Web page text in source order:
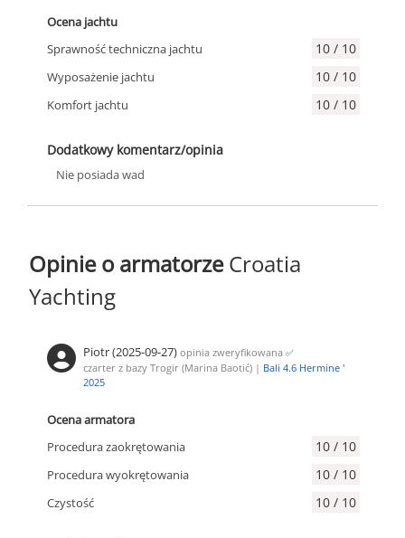
Ocena jachtu
Sprawność techniczna jachtu
10 / 10
Wyposażenie jachtu 10 / 10
Komfort jachtu 10 / 10
Dodatkowy komentarz/opinia
Nie posiada wad
Opinie o armatorzeCroatia
Yachting
Piotr (2025-09-27) opinia zweryfikowana ✅
czarter z bazy Trogir (Marina Baotić) | Bali 4.6 Hermine '
2025
Ocena armatora
Procedura zaokrętowania
10 / 10
Procedura wyokrętowania 10 / 10
Czystość 10 / 10